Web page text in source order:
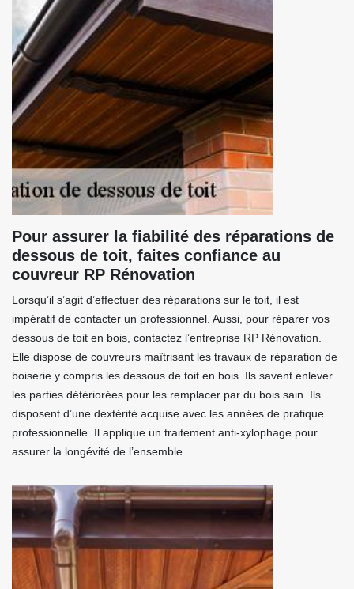
Pour assurer la fiabilité des réparations de
dessous de toit, faites confiance au
couvreur RP Rénovation
Lorsqu’il s’agit d’effectuer des réparations sur le toit, il est
impératif de contacter un professionnel. Aussi, pour réparer vos
dessous de toit en bois, contactez l’entreprise RP Rénovation.
Elle dispose de couvreurs maîtrisant les travaux de réparation de
boiserie y compris les dessous de toit en bois. Ils savent enlever
les parties détériorées pour les remplacer par du bois sain. Ils
disposent d’une dextérité acquise avec les années de pratique
professionnelle. Il applique un traitement anti-xylophage pour
assurer la longévité de l’ensemble.